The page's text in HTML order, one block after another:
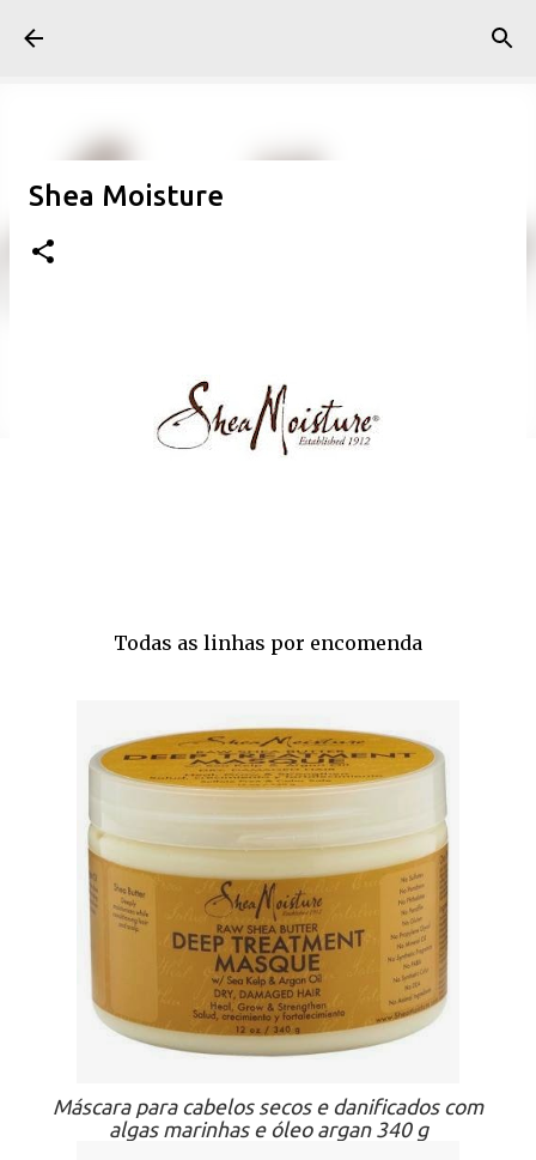
Shea Moisture
Todas as linhas por encomenda
Máscara para cabelos secos e danificados com
algas marinhas e óleo argan 340 g